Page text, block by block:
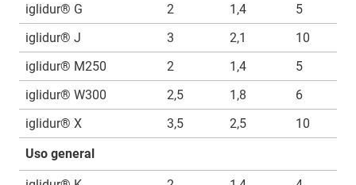
iglidur® G 2 1,4
5
iglidur® J
3 2,1
10
iglidur® M250
2 1,4
5
iglidur® W300
2,5 1,8
6
iglidur® X
3,5 2,5
10
Uso general